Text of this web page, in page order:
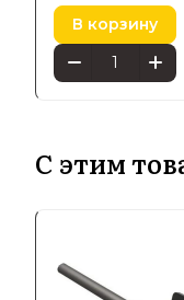
В корзину
С этим